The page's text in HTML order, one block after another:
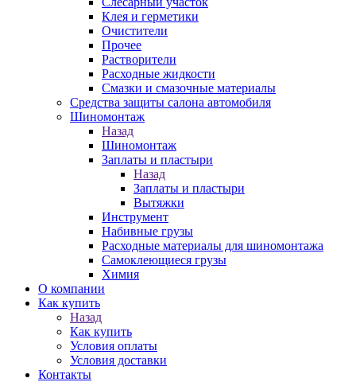
Клея и герметики
Очистители
Прочее
Растворители
Расходные жидкости
Смазки и смазочные материалы
Средства защиты салона автомобиля
Шиномонтаж
Назад
Шиномонтаж
Заплаты и пластыри
Назад
Заплаты и пластыри
Вытяжки
Инструмент
Набивные грузы
Расходные материалы для шиномонтажа
Самоклеющиеся грузы
Химия
О компании
Как купить
Назад
Как купить
Условия оплаты
Условия доставки
Контакты